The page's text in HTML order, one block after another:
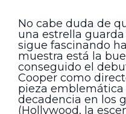
No cabe duda de
una estrella
sigue fascinando
muestra está la
conseguido el
Cooper como
pieza
decadencia en los
(Hollywood, la